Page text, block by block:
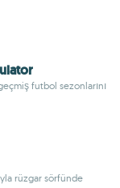
futbol sezonlarını
rüzgar sörfünde